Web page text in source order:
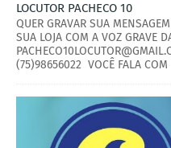
LOCUTOR PACHECO 10
QUER GRAVAR SUA
SUA LOJA COM A VOZ GRAVE
(75)98656022 VOCÊ FALA COM